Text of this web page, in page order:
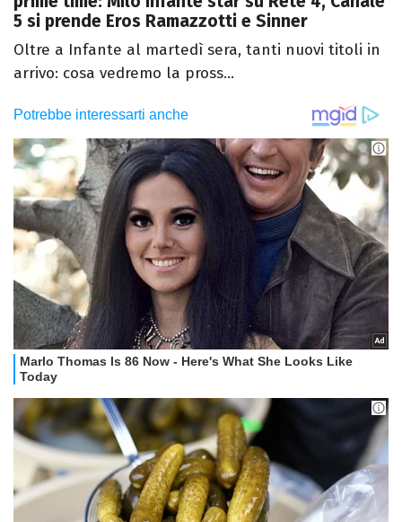
5 si prende Eros Ramazzotti e Sinner
Oltre a Infante al martedì sera, tanti nuovi titoli in
arrivo: cosa vedremo la pross...